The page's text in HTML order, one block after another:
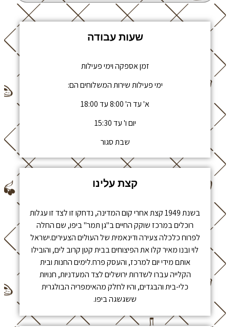
שעות עבודה
זמן אספקה וימי פעילות
ימי פעילות שירות המשלוחים הם:
א' עד ה' 8:00 עד 18:00
יום ו' עד 15:30
שבת סגור
קצת עלינו
בשנת 1949 קצת אחרי קום המדינה, נדחקו זו לצד זו עגלות
רוכלים במרכז שוקק החיים ב"גן תמר" ביפו, שם החלה
לפרוח כלכלה צעירה ודינאמית של העולים הצעירים.ישראל
לוי ובנו מאיר קלו את הפיצוחים בבית קטן קרוב לים, והובילו
אותם מידי יום למרכז, והעסק פרח.לימים החנות ובית
הקלייה עברו לשדרות ירושלים לצד המעדניות, חנויות
כלי-בית והבגדים, והיו לחלק מהאימפריה הבולגרית
ששגשגה ביפו.